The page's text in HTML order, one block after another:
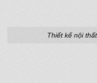
Thiết kế nội